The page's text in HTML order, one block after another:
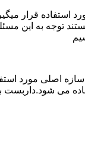
استفاده قرار
توجه به این
مورد
می